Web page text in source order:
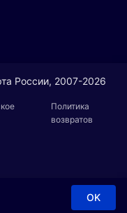
России, 2007-2026
Политика
возвратов
OK